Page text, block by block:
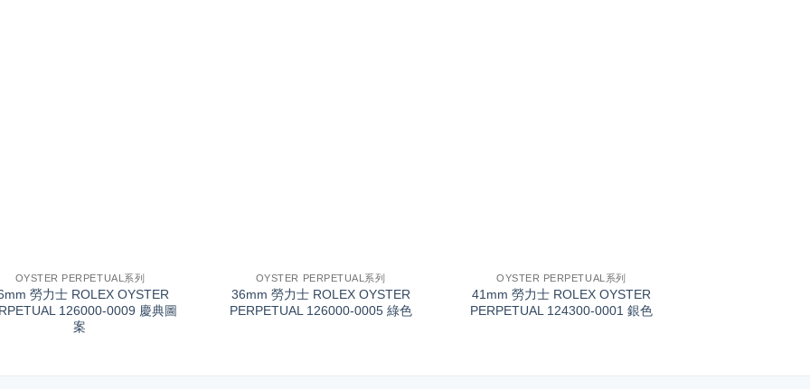
OYSTER PERPETUAL系列
勞力士 ROLEX OYSTER
126000-0009 慶典圖
案
OYSTER PERPETUAL系列
36mm 勞力士 ROLEX OYSTER
PERPETUAL 126000-0005 綠色
OYSTER PERPETUAL系列
41mm 勞力士 ROLEX OYSTER
PERPETUAL 124300-0001 銀色